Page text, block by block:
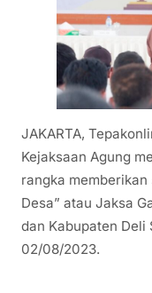
JAKARTA,
Kejaksaan Agung
rangka
Desa” atau Jaksa
dan Kabupaten Deli
02/08/2023.